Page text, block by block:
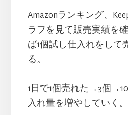
Amazonランキング、
ラフを見て販売実績を
ば1個試し仕入れをして
る。
1日で1個売れた→3個
入れ量を増やしていく。